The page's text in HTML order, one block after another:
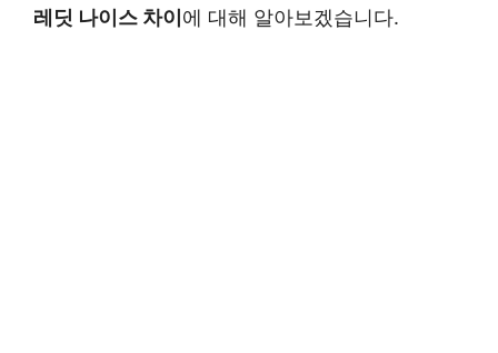
레딧 나이스 차이 에 대해 알아보겠습니다.